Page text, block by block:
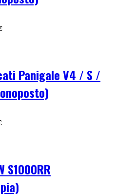
Panigale V4 / S /
S1000RR